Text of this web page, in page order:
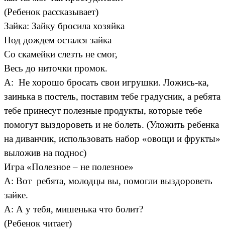
(Ребенок рассказывает)
Зайка: Зайку бросила хозяйка
Под дождем остался зайка
Со скамейки слезть не смог,
Весь до ниточки промок.
А: Не хорошо бросать свои игрушки. Ложись-ка,
заинька в постель, поставим тебе градусник, а ребята
тебе принесут полезные продукты, которые тебе
помогут выздороветь и не болеть. (Уложить ребенка
на диванчик, использовать набор «овощи и фрукты»
выложив на поднос)
Игра «Полезное – не полезное»
А: Вот ребята, молодцы вы, помогли выздороветь
зайке.
А: А у тебя, мишенька что болит?
(Ребенок читает)